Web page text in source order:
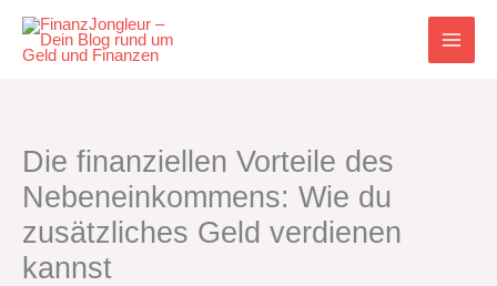
Inhalt
springen
Die finanziellen Vorteile des
Nebeneinkommens: Wie du
zusätzliches Geld verdienen
kannst